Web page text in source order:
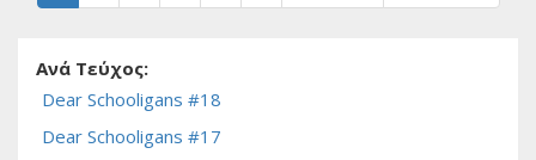
Ανά Τεύχος:
Dear Schooligans #18
Dear Schooligans #17